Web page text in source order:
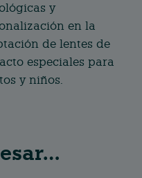
y
en la
de lentes de
especiales para
y niños.